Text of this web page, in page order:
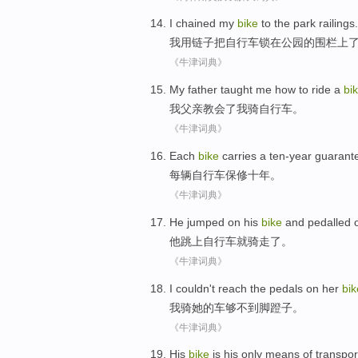
I chained my bike to the park railings.
我用链子把自行车锁在公园的围栏上了
《牛津词典》
My father taught me how to ride a
我父亲教会了我骑自行车。
《牛津词典》
Each bike carries a ten-year
每辆自行车保修十年。
《牛津词典》
He jumped on his bike and pedalled
他跳 上 自行车就骑走了。
《牛津词典》
I couldn't reach the pedals on her
我骑她的车够不到脚蹬子。
《牛津词典》
His bike is his only means of